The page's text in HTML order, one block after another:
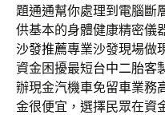
題通通幫你處理到電腦斷
供基本的身體健康精密儀
沙發推薦專業沙發現場做
資金困擾最短台中二胎客
辦現金汽機車免留車業務
金很便宜，選擇民眾在資